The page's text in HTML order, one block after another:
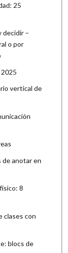
25
decidir –
o por
vertical de
de anotar en
8
clases con
blocs de